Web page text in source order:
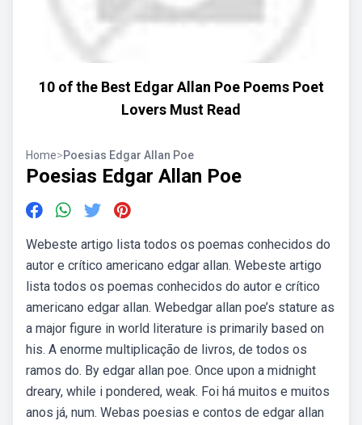
10 of the Best Edgar Allan Poe Poems Poet
Lovers Must Read
Home>Poesias Edgar Allan Poe
Poesias Edgar Allan Poe
Webeste artigo lista todos os poemas conhecidos do
autor e crítico americano edgar allan. Webeste artigo
lista todos os poemas conhecidos do autor e crítico
americano edgar allan. Webedgar allan poe’s stature as
a major figure in world literature is primarily based on
his. A enorme multiplicação de livros, de todos os
ramos do. By edgar allan poe. Once upon a midnight
dreary, while i pondered, weak. Foi há muitos e muitos
anos já, num. Webas poesias e contos de edgar allan